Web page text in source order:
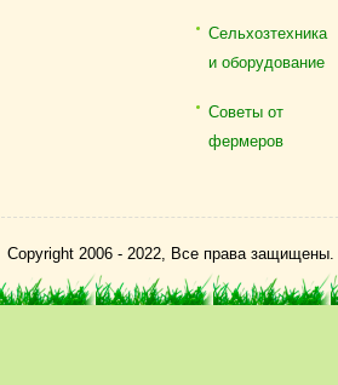
Сельхозтехника
и оборудование
Советы от
фермеров
Copyright 2006 - 2022, Все права защищены.